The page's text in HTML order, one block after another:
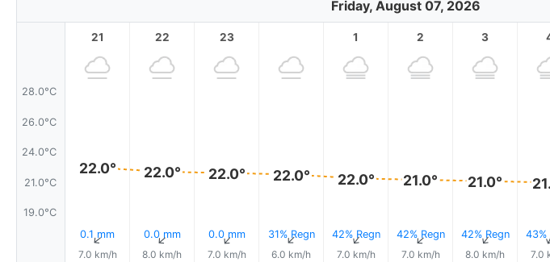
Friday, August 07, 2026
28.0°C
26.0°C
24.0°C
21.0°C
19.0°C
21
22.0°
0.1 mm
↑
7.0 km/h
22
22.0°
0.0 mm
↑
8.0 km/h
23
22.0°
0.0 mm
↑
7.0 km/h
22.0°
31% Regn
↑
6.0 km/h
1
22.0°
42% Regn
↑
7.0 km/h
2
21.0°
42% Regn
↑
7.0 km/h
3
21.0°
42% Regn
↑
8.0 km/h
43%
7.0